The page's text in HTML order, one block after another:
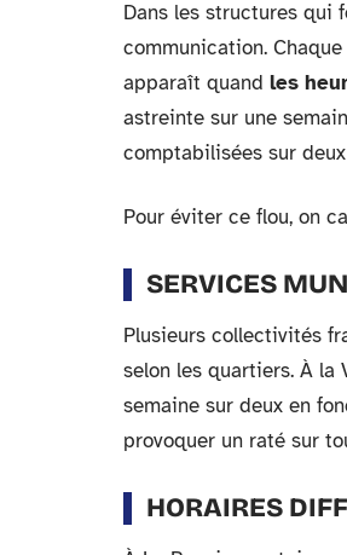
Dans les structures qui
communication.
apparaît quand les
astreinte sur une
comptabilisées sur
Pour éviter ce flou, on
SERVICES
Plusieurs collectivités
selon les quartiers. À la
semaine sur deux en
provoquer un raté sur
HORAIRES